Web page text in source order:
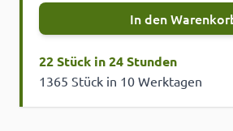
In den
22 Stück in 24 Stunden
1365 Stück in 10 Werktagen